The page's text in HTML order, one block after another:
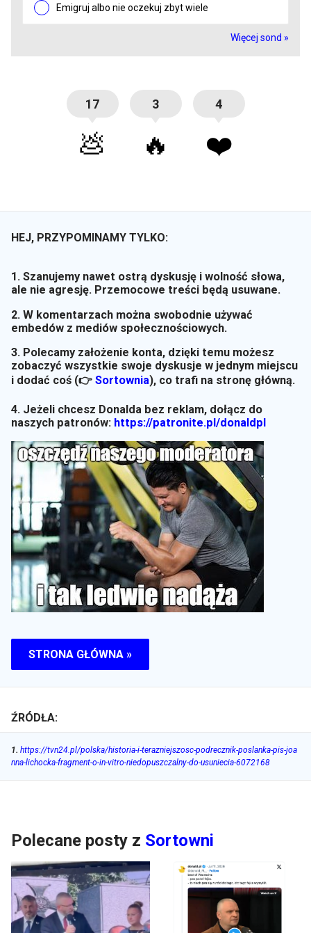
Emigruj albo nie oczekuj zbyt wiele
Więcej sond »
17
💩
3
🔥
4
❤️
HEJ, PRZYPOMINAMY TYLKO:
1. Szanujemy nawet ostrą dyskusję i wolność słowa,
ale nie agresję. Przemocowe treści będą usuwane.
2. W komentarzach można swobodnie używać
embedów z mediów społecznościowych.
3. Polecamy założenie konta, dzięki temu możesz
zobaczyć wszystkie swoje dyskusje w jednym miejscu
i dodać coś (👉 Sortownia), co trafi na stronę główną.
4. Jeżeli chcesz Donalda bez reklam, dołącz do
naszych patronów: https://patronite.pl/donaldpl
STRONA GŁÓWNA »
ŹRÓDŁA:
1. https://tvn24.pl/polska/historia-i-terazniejszosc-podrecznik-poslanka-pis-joa
nna-lichocka-fragment-o-in-vitro-niedopuszczalny-do-usuniecia-6072168
Polecane posty z Sortowni